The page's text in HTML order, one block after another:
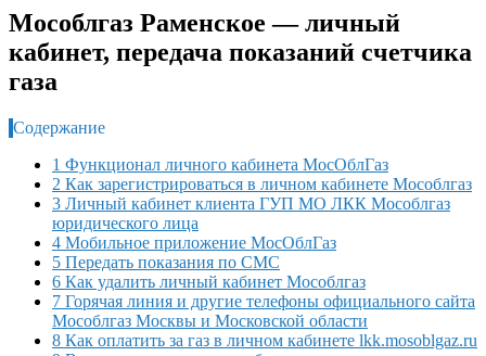
Мособлгаз Раменское — личный
кабинет, передача показаний счетчика
газа
Содержание
1 Функционал личного кабинета МосОблГаз
2 Как зарегистрироваться в личном кабинете Мособлгаз
3 Личный кабинет клиента ГУП МО ЛКК Мособлгаз
юридического лица
4 Мобильное приложение МосОблГаз
5 Передать показания по СМС
6 Как удалить личный кабинет Мособлгаз
7 Горячая линия и другие телефоны официального сайта
Мособлгаз Москвы и Московской области
8 Как оплатить за газ в личном кабинете lkk.mosoblgaz.ru